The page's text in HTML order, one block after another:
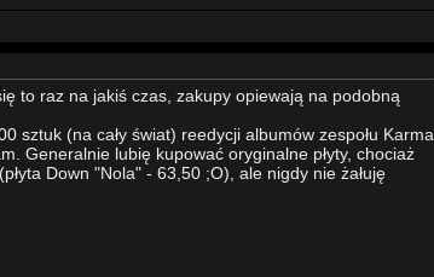
to raz na jakiś czas, zakupy opiewają na podobną
sztuk (na cały świat) reedycji albumów zespołu Karma
Generalnie lubię kupować oryginalne płyty, chociaż
Down "Nola" - 63,50 ;O), ale nigdy nie żałuję